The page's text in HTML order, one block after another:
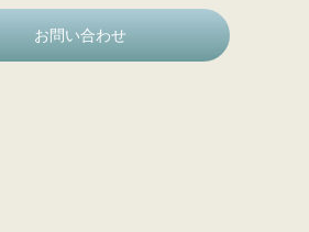
お問い合わせ